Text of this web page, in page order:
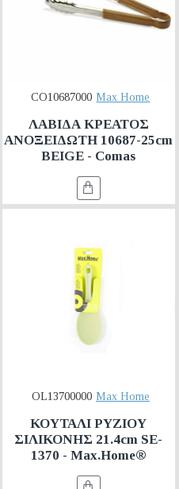
CO10687000 Max Home
ΛΑΒΙΔΑ ΚΡΕΑΤΟΣ
ΑΝΟΞΕΙΔΩΤΗ 10687-25cm
BEIGE - Comas
OL13700000 Max Home
ΚΟΥΤΑΛΙ ΡΥΖΙΟΥ
ΣΙΛΙΚΟΝΗΣ 21.4cm SE-
1370 - Max.Home®